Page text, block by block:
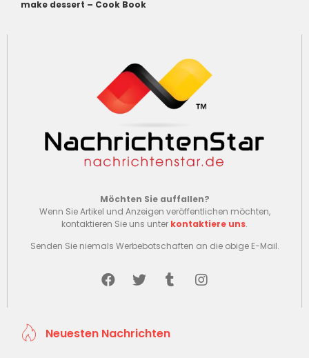
make dessert – Cook Book
Möchten Sie auffallen?
Wenn Sie Artikel und Anzeigen veröffentlichen möchten,
kontaktieren Sie uns unter kontaktiere uns.
Senden Sie niemals Werbebotschaften an die obige E-Mail.
Neuesten Nachrichten